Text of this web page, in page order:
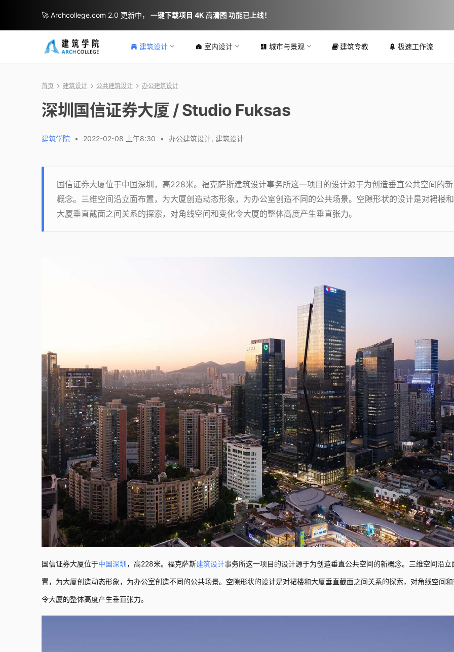
建筑设计 室内设计 城市与景观 建筑专教 极速工作流
首页 建筑设计 公共建筑设计 办公建筑设计
深圳国信证券大厦 / Studio Fuksas
建筑学院 • 2022-02-08 上午8:30 • 办公建筑设计, 建筑设计
国信证券大厦位于中国深圳，高228米。福克萨斯建筑设计事务所这一项目的设计源于为创造垂直公共空间的新
概念。三维空间沿立面布置，为大厦创造动态形象，为办公室创造不同的公共场景。空隙形状的设计是对裙楼和
大厦垂直截面之间关系的探索，对角线空间和变化令大厦的整体高度产生垂直张力。
国信证券大厦位于中国深圳，高228米。福克萨斯建筑设计事务所这一项目的设计源于为创造垂直公共空间的新概念。三维空间沿立
置，为大厦创造动态形象，为办公室创造不同的公共场景。空隙形状的设计是对裙楼和大厦垂直截面之间关系的探索，对角线空间
令大厦的整体高度产生垂直张力。
🚀 Archcollege.com 2.0 更新中， 一键下载项目 4K 高清图 功能已上线！